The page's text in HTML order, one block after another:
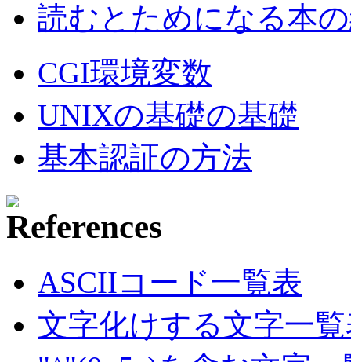
読むとためになる本
CGI環境変数
UNIXの基礎の基礎
基本認証の方法
ASCIIコード一覧表
文字化けする文字一